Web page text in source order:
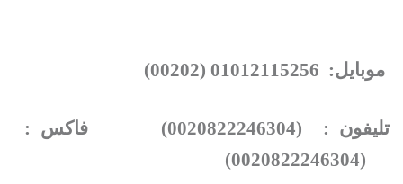
موبايل: 01012115256 (00202)
تليفون : (0020822246304) فاكس :
(0020822246304)